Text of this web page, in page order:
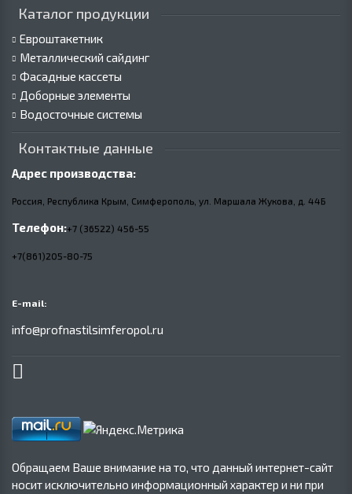
Каталог продукции
Евроштакетник
Металлический сайдинг
Фасадные кассеты
Доборные элементы
Водосточные системы
Контактные данные
Адрес производства:
Россия, Республика Крым, Симферополь, ул. Маршала Жукова, д. 44Б
Телефон:+7 (36522) 456-55
+7(861)205-80-75
E-mail:
info@profnastilsimferopol.ru
Обращаем Ваше внимание на то, что данный интернет-сайт
носит исключительно информационный характер и ни при